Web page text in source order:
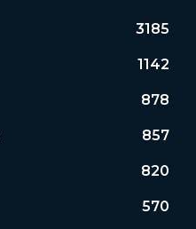
3185
1142
878
857
820
570